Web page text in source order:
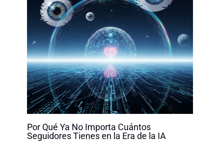
Por Qué Ya No Importa Cuántos
Seguidores Tienes en la Era de la IA